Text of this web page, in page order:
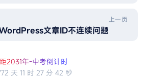
上一页
文章ID不连续问题
距2031年-中考倒计时
天 11 时 27 分 42 秒